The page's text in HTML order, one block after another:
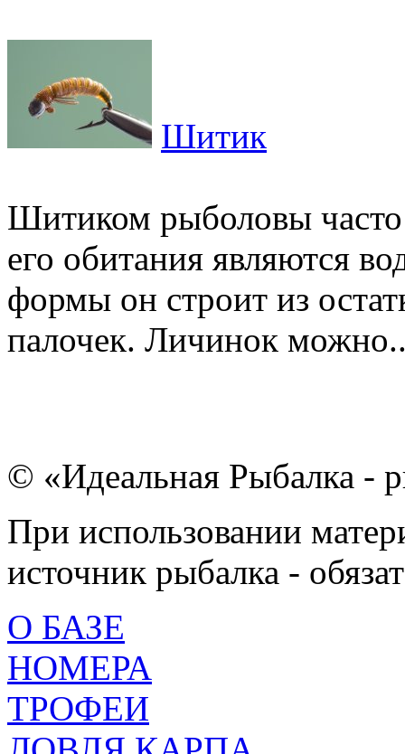
Шитик
Шитиком рыболовы
его обитания являются
формы он строит из
палочек. Личинок
© «Идеальная Рыбалка -
При использовании
источник рыбалка -
О БАЗЕ
НОМЕРА
ТРОФЕИ